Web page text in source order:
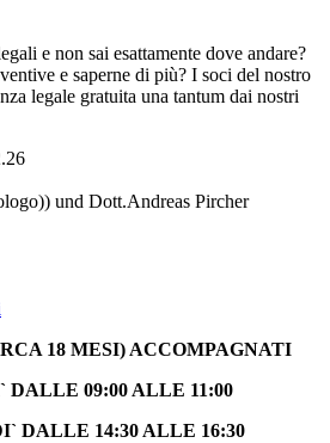
e non sai esattamente dove andare?
e saperne di più? I soci del nostro
legale gratuita una tantum dai nostri
und Dott.Andreas Pircher
18 MESI) ACCOMPAGNATI
09:00 ALLE 11:00
DALLE 14:30 ALLE 16:30